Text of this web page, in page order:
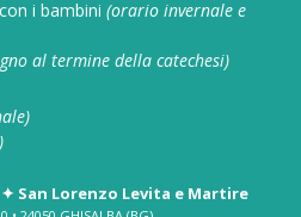
con i bambini (orario invernale e
al termine della catechesi)
San Lorenzo Levita e Martire